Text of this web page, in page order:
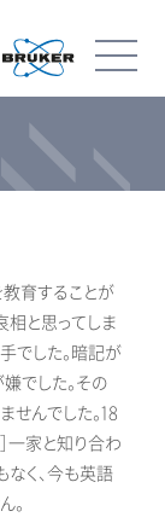
育することが
相と思ってしま
でした。暗記が
でした。その
んでした。18
一家と知り合わ
なく、今も英語
。